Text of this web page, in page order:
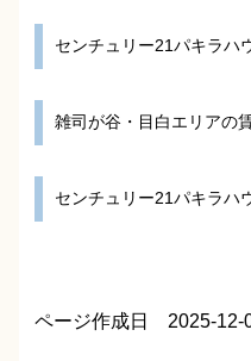
センチュリー21パキラハ
雑司が谷・目白エリアの
センチュリー21パキラハ
ページ作成日 2025-12-